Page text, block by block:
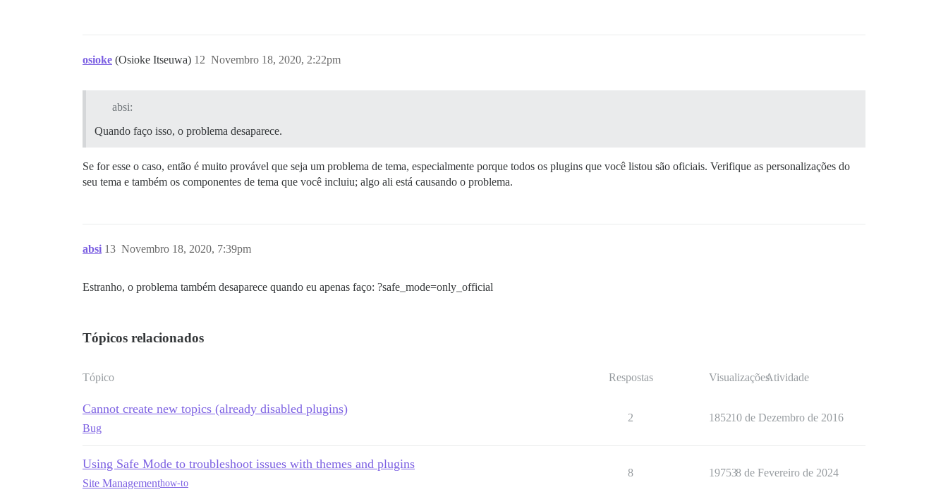
osioke (Osioke Itseuwa) Novembro 18, 2020, 2:22pm
12
absi:
Quando faço isso, o problema desaparece.
Se for esse o caso, então é muito provável que seja um problema de tema, especialmente porque todos os plugins que você listou são oficiais. Verifique as personalizações do
seu tema e também os componentes de tema que você incluiu; algo ali está causando o problema.
absi Novembro 18, 2020, 7:39pm
13
Estranho, o problema também desaparece quando eu apenas faço: ?safe_mode=only_official
Tópicos relacionados
Tópico Respostas VisualizaçõesAtividade
Cannot create new topics (already disabled plugins)
Bug
2 185210 de Dezembro de 2016
Using Safe Mode to troubleshoot issues with themes and plugins
Site Managementhow-to
8 197538 de Fevereiro de 2024